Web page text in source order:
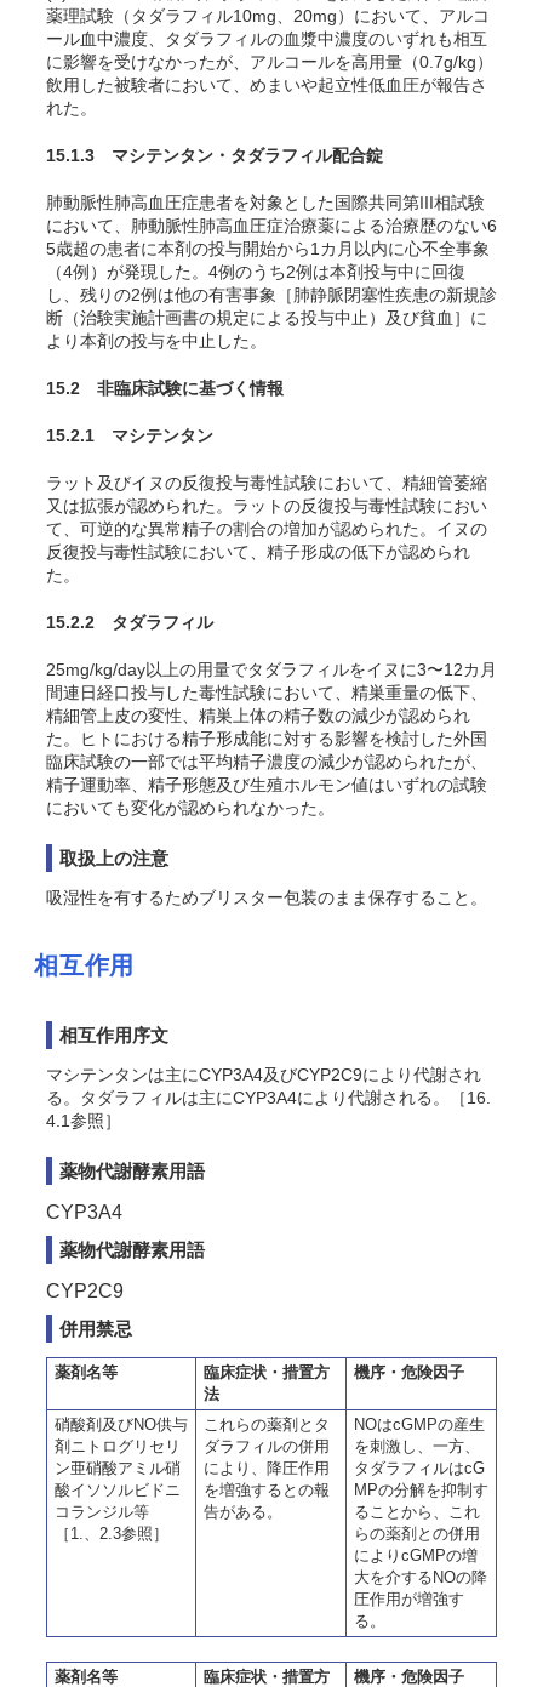
薬理試験（タダラフィル10mg、20mg）において、アルコ
ール血中濃度、タダラフィルの血漿中濃度のいずれも相互
に影響を受けなかったが、アルコールを高用量（0.7g/kg）
飲用した被験者において、めまいや起立性低血圧が報告さ
れた。
15.1.3 マシテンタン・タダラフィル配合錠
肺動脈性肺高血圧症患者を対象とした国際共同第III相試験
において、肺動脈性肺高血圧症治療薬による治療歴のない6
5歳超の患者に本剤の投与開始から1カ月以内に心不全事象
（4例）が発現した。4例のうち2例は本剤投与中に回復
し、残りの2例は他の有害事象［肺静脈閉塞性疾患の新規診
断（治験実施計画書の規定による投与中止）及び貧血］に
より本剤の投与を中止した。
15.2 非臨床試験に基づく情報
15.2.1 マシテンタン
ラット及びイヌの反復投与毒性試験において、精細管萎縮
又は拡張が認められた。ラットの反復投与毒性試験におい
て、可逆的な異常精子の割合の増加が認められた。イヌの
反復投与毒性試験において、精子形成の低下が認められ
た。
15.2.2 タダラフィル
25mg/kg/day以上の用量でタダラフィルをイヌに3〜12カ月
間連日経口投与した毒性試験において、精巣重量の低下、
精細管上皮の変性、精巣上体の精子数の減少が認められ
た。ヒトにおける精子形成能に対する影響を検討した外国
臨床試験の一部では平均精子濃度の減少が認められたが、
精子運動率、精子形態及び生殖ホルモン値はいずれの試験
においても変化が認められなかった。
取扱上の注意
吸湿性を有するためブリスター包装のまま保存すること。
相互作用
相互作用序文
マシテンタンは主にCYP3A4及びCYP2C9により代謝され
る。タダラフィルは主にCYP3A4により代謝される。［16.
4.1参照］
薬物代謝酵素用語
CYP3A4
薬物代謝酵素用語
CYP2C9
併用禁忌
薬剤名等
臨床症状・措置方
法
機序・危険因子
硝酸剤及びNO供与
剤ニトログリセリ
ン亜硝酸アミル硝
酸イソソルビドニ
コランジル等
［1.、2.3参照］
これらの薬剤とタ
ダラフィルの併用
により、降圧作用
を増強するとの報
告がある。
NOはcGMPの産生
を刺激し、一方、
タダラフィルはcG
MPの分解を抑制す
ることから、これ
らの薬剤との併用
によりcGMPの増
大を介するNOの降
圧作用が増強す
る。
薬剤名等
臨床症状・措置方
機序・危険因子